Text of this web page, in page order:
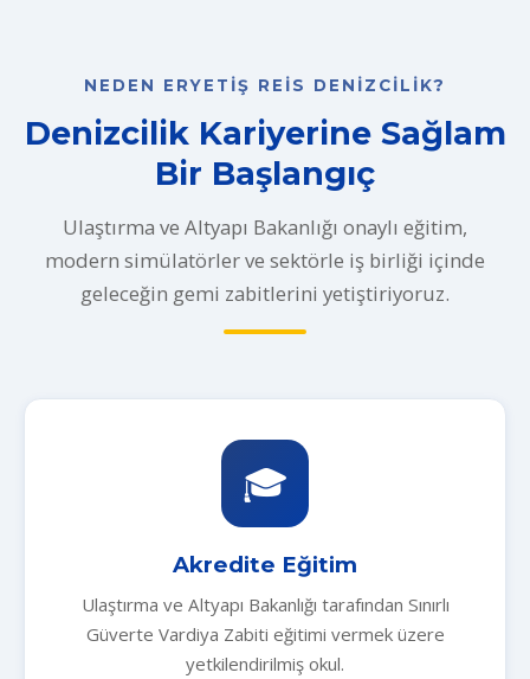
NEDEN ERYETIŞ REIS DENIZCILIK?
Denizcilik Kariyerine Sağlam
Bir Başlangıç
Ulaştırma ve Altyapı Bakanlığı onaylı eğitim,
modern simülatörler ve sektörle iş birliği içinde
geleceğin gemi zabitlerini yetiştiriyoruz.
🎓
Akredite Eğitim
Ulaştırma ve Altyapı Bakanlığı tarafından Sınırlı
Güverte Vardiya Zabiti eğitimi vermek üzere
yetkilendirilmiş okul.